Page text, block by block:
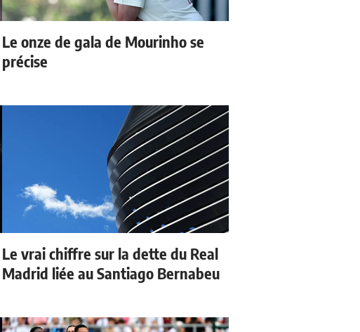
Le onze de gala de Mourinho se
précise
Le vrai chiffre sur la dette du Real
Madrid liée au Santiago Bernabeu